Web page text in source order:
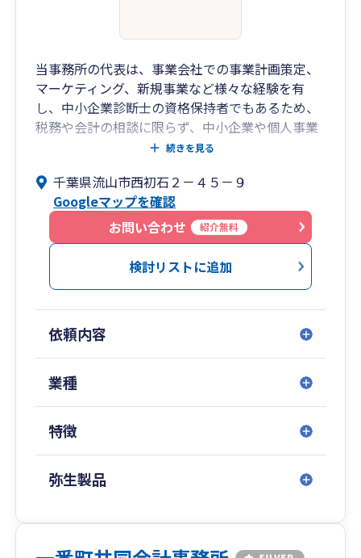
当事務所の代表は、事業会社での事業計画策定、
マーケティング、新規事業など様々な経験を有
し、中小企業診断士の資格保持者でもあるため、
税務や会計の相談に限らず、中小企業や個人事業
主の皆様がお悩みになる経営面やマーケティング
す。
また、インボイスや電子帳簿保存法、経理業務効
率化なども得意分野ですので、これらの分野につ
いてもぜひご相談ください。
基本的には、面談はオンライン、領収書などの証
続きを見る
千葉県流山市西初石２－４５－９
Googleマップを確認
お問い合わせ
紹介無料
検討リストに追加
依頼内容
業種
特徴
弥生製品